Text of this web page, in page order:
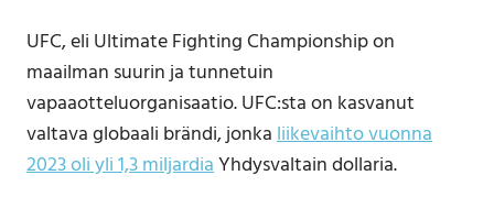
UFC, eli Ultimate Fighting Championship on
maailman suurin ja tunnetuin
vapaaotteluorganisaatio. UFC:sta on kasvanut
valtava globaali brändi, jonkaliikevaihto vuonna
2023 oli yli 1,3 miljardiaYhdysvaltain dollaria.